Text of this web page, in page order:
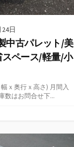
日
中古パレット/美
ペース/軽量/小
ｘ奥行ｘ高さ) 月間入
数はお問合せ下...